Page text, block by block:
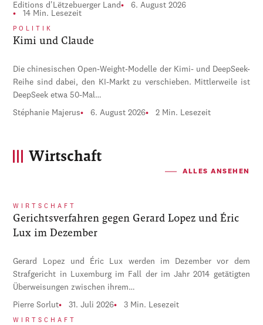
Editions d'Lëtzebuerger Land
6. August 2026
14 Min. Lesezeit
POLITIK
Kimi und Claude
Die chinesischen Open-Weight-Modelle der Kimi- und DeepSeek-
Reihe sind dabei, den KI-Markt zu verschieben. Mittlerweile ist
DeepSeek etwa 50-Mal…
Stéphanie Majerus 6. August 2026 2 Min. Lesezeit
Wirtschaft
ALLES ANSEHEN
WIRTSCHAFT
Gerichtsverfahren gegen Gerard Lopez und Éric
Lux im Dezember
Gerard Lopez und Éric Lux werden im Dezember vor dem
Strafgericht in Luxemburg im Fall der im Jahr 2014 getätigten
Überweisungen zwischen ihrem…
Pierre Sorlut 31. Juli 2026 3 Min. Lesezeit
WIRTSCHAFT